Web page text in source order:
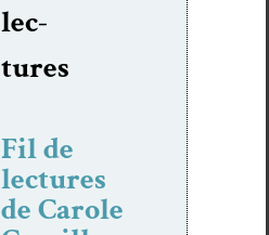
lec­
tures
Fil de
lectures
de Carole